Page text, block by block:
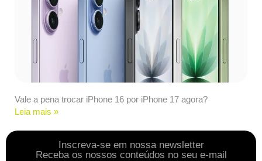
Vale a pena trocar iPhone 16 por iPhone 17 agora?
Leia mais »
Inscreva-se em nossa newsletter
Receba os nossos conteúdos no seu e-mail